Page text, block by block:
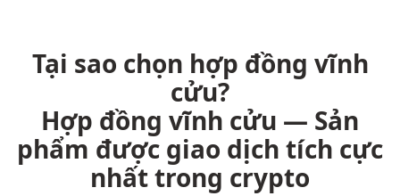
Tại sao chọn hợp đồng vĩnh
cửu?
Hợp đồng vĩnh cửu — Sản
phẩm được giao dịch tích cực
nhất trong crypto